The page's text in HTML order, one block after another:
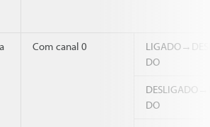
Com canal 0
DO
DO